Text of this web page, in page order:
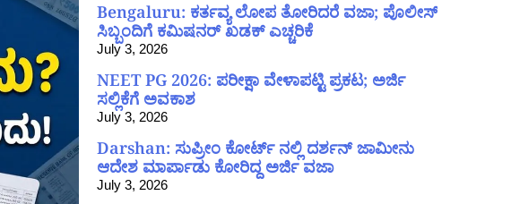
Bengaluru: ಕರ್ತವ್ಯ ಲೋಪ ತೋರಿದರೆ ವಜಾ; ಪೊಲೀಸ್
ಸಿಬ್ಬಂದಿಗೆ ಕಮಿಷನರ್ ಖಡಕ್ ಎಚ್ಚರಿಕೆ
July 3, 2026
NEET PG 2026: ಪರೀಕ್ಷಾ ವೇಳಾಪಟ್ಟಿ ಪ್ರಕಟ; ಅರ್ಜಿ
ಸಲ್ಲಿಕೆಗೆ ಅವಕಾಶ
July 3, 2026
Darshan: ಸುಪ್ರೀಂ ಕೋರ್ಟ್ ನಲ್ಲಿ ದರ್ಶನ್ ಜಾಮೀನು
ಆದೇಶ ಮಾರ್ಪಾಡು ಕೋರಿದ್ದ ಅರ್ಜಿ ವಜಾ
July 3, 2026